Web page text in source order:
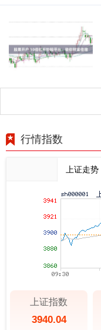
行情指数
上证走势
上证指数
3940.04